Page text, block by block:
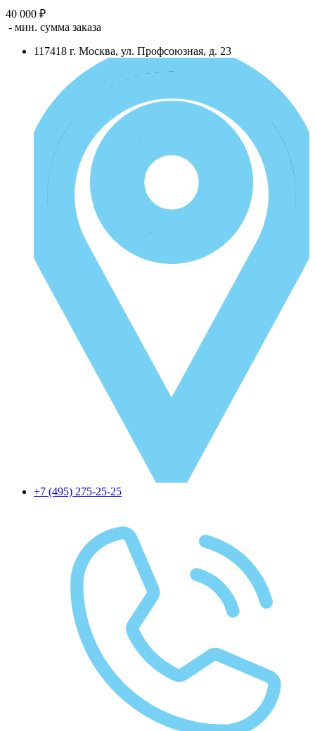
40 000 ₽
- мин. сумма заказа
117418 г. Москва, ул. Профсоюзная, д. 23
+7 (495) 275-25-25